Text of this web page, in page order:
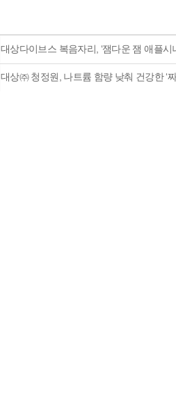
대상다이브스 복음자리, ‘잼다운 잼 애플
대상㈜ 청정원, 나트륨 함량 낮춰 건강한 ‘